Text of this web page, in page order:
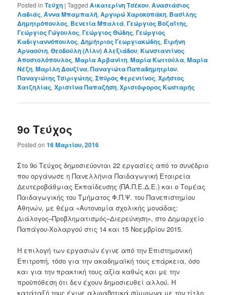
Posted in Τεύχη |Tagged Αικατερίνη Τσέκου,Αναστάσιος
Λαδιάς,Άννα Μπαμπαλή,Αργυρώ Χαροκοπάκη, Βασίλης
Δημητρόπουλος, Βενετία Μπαλτά,Γεώργιος Βοζαΐτης,
Γεώργιος Γώγουλος,Γεώργιος Θώδης,Γεώργιος
Καδιγιαννόπουλος,Δημήτριος Γεωργιακώδης, Ειρήνη
Αρναούτη,Θεοδούλη (Λίλυ) Αλεξιάδου,Κωνσταντίνος
Αποστολόπουλος,Μαρία Αρβανίτη,Μαρία Κωττούλα,Μαρία
Νέζη,Μαρίλη Δουζίνα,Παναγιώτα Παπαδημητρίου,
Παναγιώτης Τσιριγώτης,Σπύρος Φερεντίνος,Χρήστος
Χατζηλίας,Χριστίνα Παπαζήση,Χριστόφορος Κωσταρής
9ο Τεύχος
Posted on16 Μαρτίου, 2016
Στο 9ο Τεύχος δημοσιεύονται 22 εργασίες από το συνέδριο
που οργάνωσε η Πανελλήνια Παιδαγωγική Εταιρεία
Δευτεροβάθμιας Εκπαίδευσης (ΠΑ.Π.Ε.Δ.Ε.) και ο Τομέας
Παιδαγωγικής του Τμήματος Φ.Π.Ψ. του Πανεπιστημίου
Αθηνών, με θέμα «Αυτονομία σχολικής μονάδας:
Διάλογος–Προβληματισμός–Διερεύνηση», στο Δημαρχείο
Παπάγου-Χολαργού στις 14 και 15 Νοεμβρίου 2015.
Η επιλογή των εργασιών έγινε από την Επιστημονική
Επιτροπή, τόσο για την ακαδημαϊκή τους επάρκεια, όσο
και για την πρακτική τους αξία καθώς και με την
προϋπόθεση ότι δεν έχουν δημοσιευθεί αλλού. Η
κατάταξή τους έγινε αλφαβητικά σύμφωνα με τον τίτλο